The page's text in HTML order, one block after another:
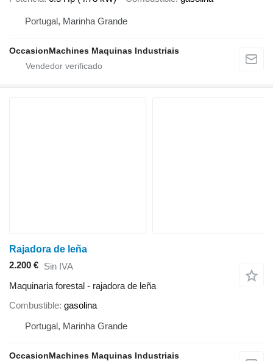
Portugal, Marinha Grande
OccasionMachines Maquinas Industriais
Rajadora de leña
2.200 € Sin IVA
Maquinaria forestal - rajadora de leña
Combustible gasolina
Portugal, Marinha Grande
OccasionMachines Maquinas Industriais